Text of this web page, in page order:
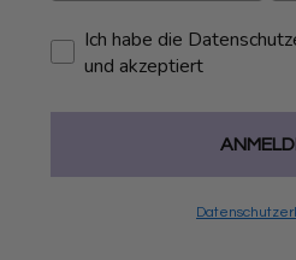
Ich habe die
und akzeptiert